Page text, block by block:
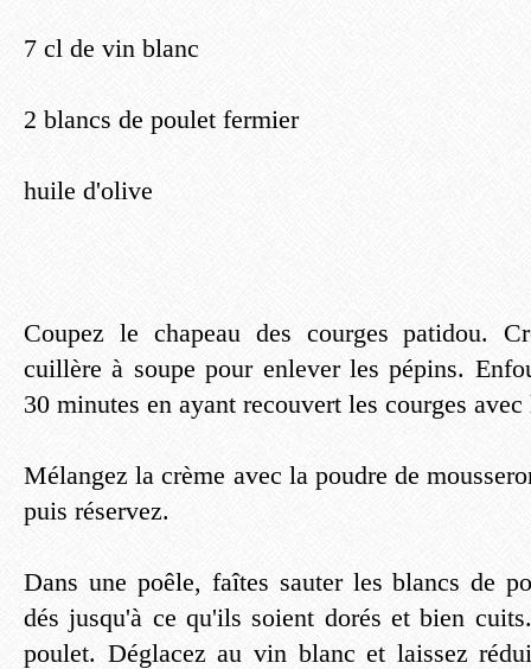
7 cl de vin blanc
2 blancs de poulet fermier
huile d'olive
Coupez le chapeau des courges patidou.
cuillère à soupe pour enlever les pépins.
30 minutes en ayant recouvert les courges
Mélangez la crème avec la poudre de
puis réservez.
Dans une poêle, faîtes sauter les blancs de
dés jusqu'à ce qu'ils soient dorés et bien
poulet. Déglacez au vin blanc et laissez